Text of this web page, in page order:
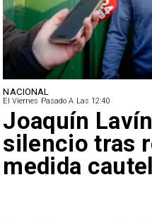
NACIONAL
El Viernes Pasado A Las 12:40
Joaquín
silencio tras
medida